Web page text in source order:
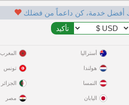
أفضل خدمة، كن داعماً من فضلك
أستراليا
هولندا
النمسا
اليابان
المغرب
تونس
الجزائر
مصر